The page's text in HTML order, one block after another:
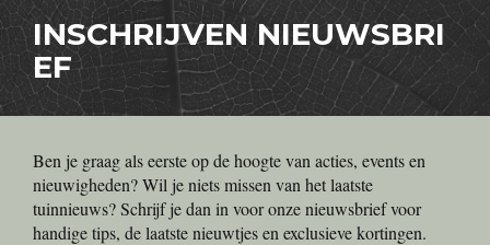
INSCHRIJVEN NIEUWSBRI
EF
Ben je graag als eerste op de hoogte van acties, events en
nieuwigheden? Wil je niets missen van het laatste
tuinnieuws? Schrijf je dan in voor onze nieuwsbrief voor
handige tips, de laatste nieuwtjes en exclusieve kortingen.